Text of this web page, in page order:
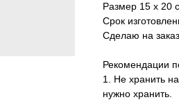
Размер 15 х 20
Срок
Сделаю на
Рекомендации
1. Не хранить
нужно хранить.